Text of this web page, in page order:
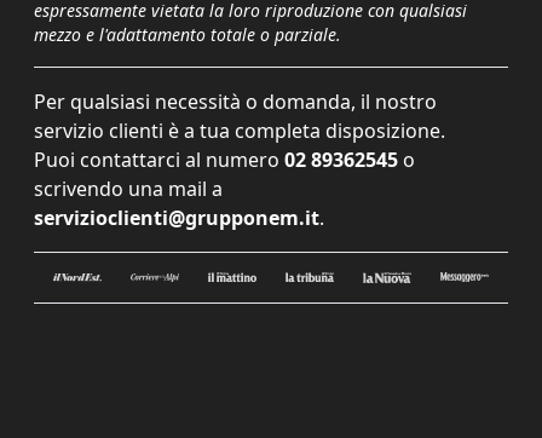
espressamente vietata la loro riproduzione con qualsiasi
mezzo e l'adattamento totale o parziale.
Per qualsiasi necessità o domanda, il nostro
servizio clienti è a tua completa disposizione.
Puoi contattarci al numero 02 89362545 o
scrivendo una mail a
servizioclienti@grupponem.it.